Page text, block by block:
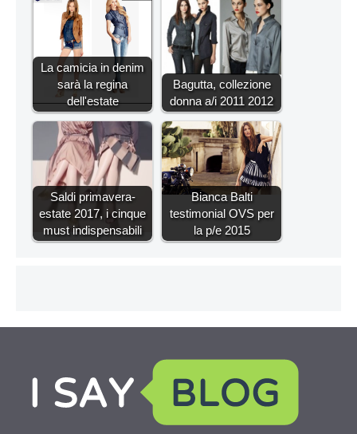
La camicia in denim
sarà la regina
dell'estate
Bagutta, collezione
donna a/i 2011 2012
Saldi primavera-
estate 2017, i cinque
must indispensabili
Bianca Balti
testimonial OVS per
la p/e 2015